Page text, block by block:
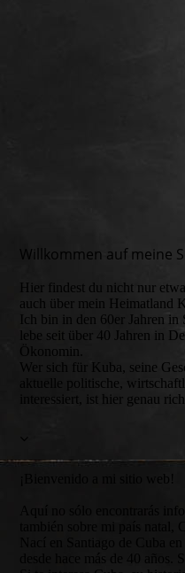
Willkommen auf meine
Hier findest du nicht nur
auch über mein Heimatland
Ich bin in den 60er Jahren in
lebe seit über 40 Jahren in
Ökonomin.
Wer sich für Kuba, seine
aktuelle politische,
interessiert, ist hier genau
Aquí no sólo encontrarás
Nací en Santiago de Cuba
desde hace más de 40 años.